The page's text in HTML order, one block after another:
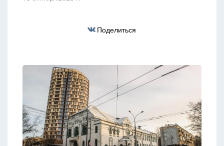
Поделиться